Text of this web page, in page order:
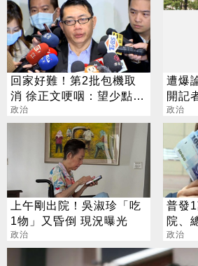
回家好難！第2批包機取
消 徐正文哽咽：望少點政
治
政治
遭爆
開記
長心情
政治
上午剛出院！吳淑珍「吃
1物」又昏倒 現況曝光
政治
普發
院、
政治